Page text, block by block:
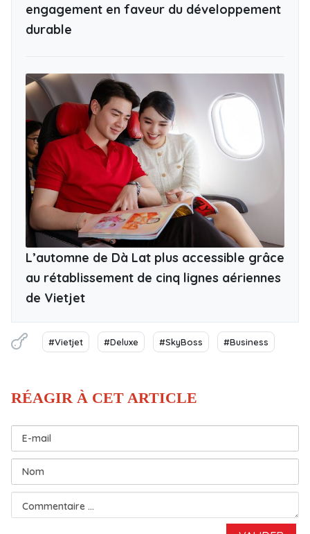
engagement en faveur du développement
durable
L’automne de Dà Lat plus accessible grâce
au rétablissement de cinq lignes aériennes
de Vietjet
#Vietjet #Deluxe #SkyBoss #Business